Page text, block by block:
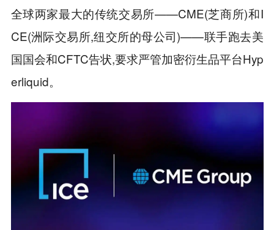
全球两家最大的传统交易所——CME(芝商所)和I
CE(洲际交易所,纽交所的母公司)——联手跑去美
国国会和CFTC告状,要求严管加密衍生品平台Hyp
erliquid。